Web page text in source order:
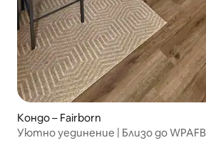
Кондо – Fairborn
Уютно уединение | Близо до